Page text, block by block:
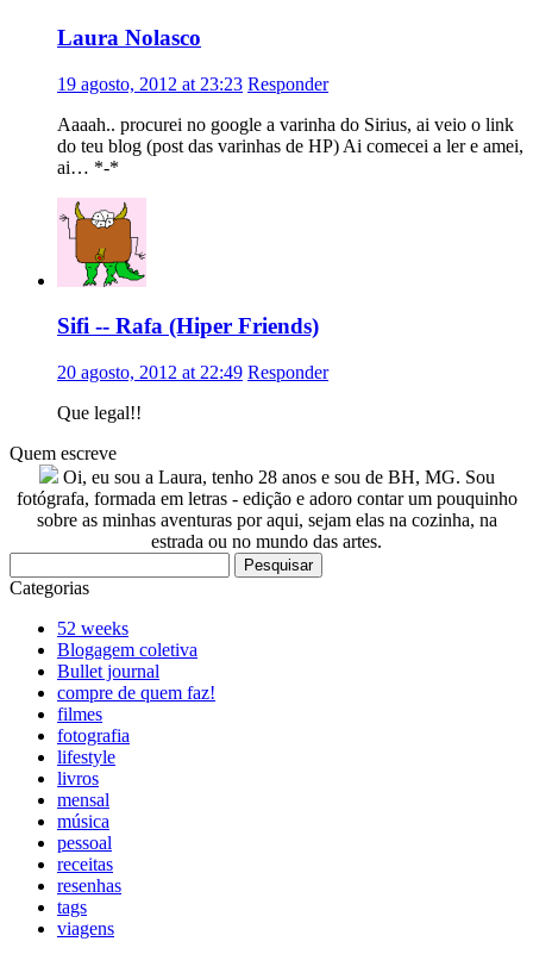
Laura Nolasco
19 agosto, 2012 at 23:23 Responder
Aaaah.. procurei no google a varinha do Sirius, ai veio o link
do teu blog (post das varinhas de HP) Ai comecei a ler e amei,
ai… *-*
Sifi -- Rafa (Hiper Friends)
20 agosto, 2012 at 22:49 Responder
Que legal!!
Quem escreve
Oi, eu sou a Laura, tenho 28 anos e sou de BH, MG. Sou
fotógrafa, formada em letras - edição e adoro contar um pouquinho
sobre as minhas aventuras por aqui, sejam elas na cozinha, na
estrada ou no mundo das artes.
por:
Categorias
52 weeks
Blogagem coletiva
Bullet journal
compre de quem faz!
filmes
fotografia
lifestyle
livros
mensal
música
pessoal
receitas
resenhas
tags
viagens